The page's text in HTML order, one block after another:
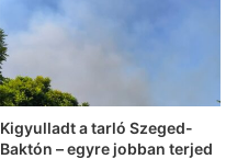
Kigyulladt a tarló Szeged-
Baktón – egyre jobban terjed